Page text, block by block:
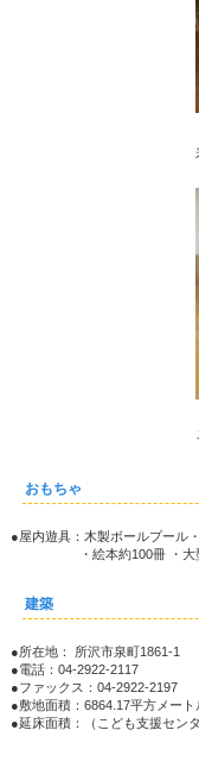
おもちゃ
●屋内遊具：木製ボールプール
・絵本約100冊 ・大型積
建築
●所在地： 所沢市泉町1861-1
●電話：04-2922-2117
●ファックス：04-2922-2197
●敷地面積：6864.17平方メート
●延床面積：（こども支援セン